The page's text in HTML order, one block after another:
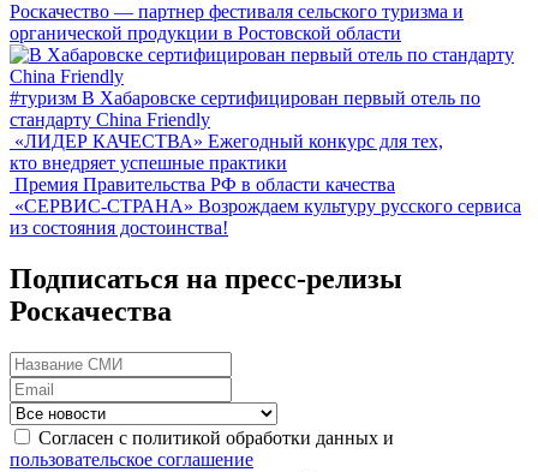
Роскачество — партнер фестиваля сельского туризма и
органической продукции в Ростовской области
#туризм В Хабаровске сертифицирован первый отель по
стандарту China Friendly
«ЛИДЕР КАЧЕСТВА» Ежегодный конкурс для тех,
кто внедряет успешные практики
Премия Правительства РФ в области качества
«СЕРВИС-СТРАНА» Возрождаем культуру русского сервиса
из состояния достоинства!
Подписаться на пресс-релизы
Роскачества
Согласен с политикой обработки данных и
пользовательское соглашение